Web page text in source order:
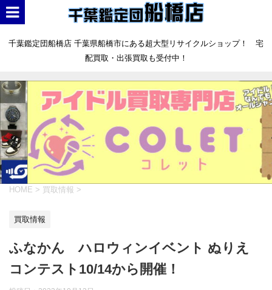
千葉鑑定団船橋店 千葉県船橋市にある超大型リサイクルショップ！ 宅
配買取・出張買取も受付中！
HOME > 買取情報 >
買取情報
ふなかん ハロウィンイベント ぬりえ
コンテスト10/14から開催！